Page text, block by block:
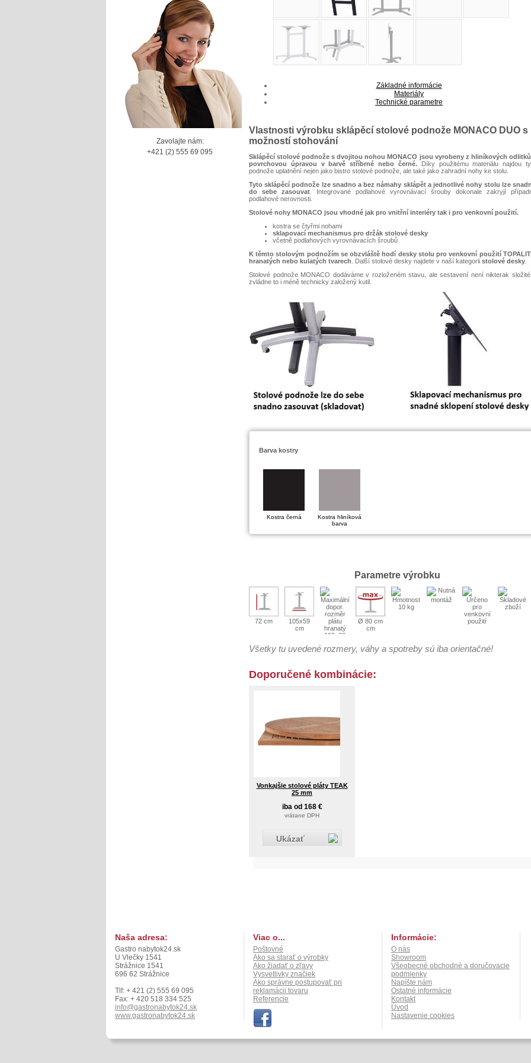
Zavolajte nám:
+421 (2) 555 69 095
Základné informácie
Materiály
Technické parametre
Vlastnosti výrobku sklápěcí stolové podnože MONACO DUO s
možností stohování
Sklápěcí stolové podnože s dvojitou nohou MONACO jsou vyrobeny z hliníkových
povrchovou úpravou v barvě stříbrné nebo černé.
Díky použitému materiálu najdou
podnože uplatnění nejen jako bistro stolové podnože, ale také jako zahradní nohy ke stolu.
Tyto sklápěcí podnože lze snadno a bez námahy sklápět a jednotlivé nohy stolu lze
do sebe zasouvat . Integrované podlahové vyrovnávací šrouby dokonale zakryjí
podlahové nerovnosti.
Stolové nohy MONACO jsou vhodné jak pro vnitřní interiéry tak i pro venkovní použití.
kostra se čtyřmi nohami
sklapovací mechanismus pro držák stolové desky
včetně podlahových vyrovnávacích šroubů
K těmto stolovým podnožím se obzvláště hodí desky stolu pro venkovní použití TOPALIT
hranatých nebo kulatých tvarech . Další stolové desky najdete v naší kategorii stolové desky
Stolové podnože MONACO dodáváme v rozloženém stavu, ale sestavení není nikterak
zvládne to i méně technicky založený kutil.
Barva kostry
Kostra černá
Kostra hliníková
barva
Parametre výrobku
72 cm
105x59
cm
120x80
Ø 80 cm
cm
10 kg
Všetky tu uvedené rozmery, váhy a spotreby sú iba orientačné!
Doporučené kombinácie:
Vonkajšie stolové pláty TEAK
25 mm
iba od 168 €
vrátane DPH
Ukázať
Naša adresa:
Gastro nabytok24.sk
U Vlečky 1541
Strážnice 1541
696 62 Strážnice
Tlf: + 421 (2) 555 69 095
Fax: + 420 518 334 525
info@gastronabytok24.sk
www.gastronabytok24.sk
Viac o...
Poštovné
Ako sa starať o výrobky
Ako žiadať o zľavy
Vysvetlivky značiek
Ako správne postupovať pri
reklamácii tovaru
Referencie
Informácie:
O nás
Showroom
Všeobecné obchodné a doručovacie
podmienky
Napíšte nám
Ostatné informácie
Kontakt
Úvod
Nastavenie cookies